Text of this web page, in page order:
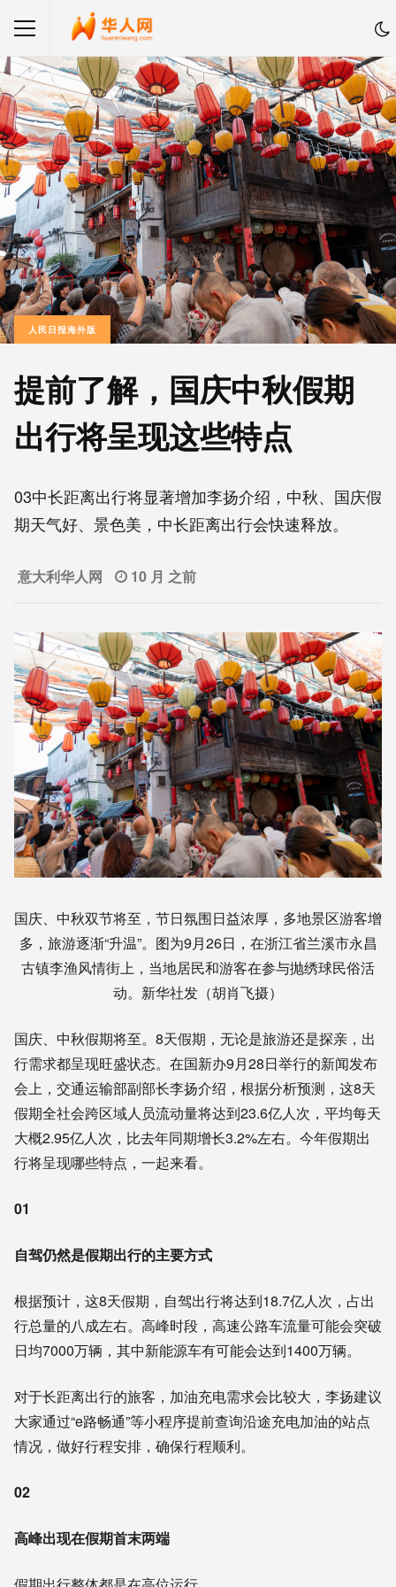
人民日报海外版
提前了解，国庆中秋假期
出行将呈现这些特点
03中长距离出行将显著增加李扬介绍，中秋、国庆假
期天气好、景色美，中长距离出行会快速释放。
意大利华人网 10 月 之前
国庆、中秋双节将至，节日氛围日益浓厚，多地景区游客增
多，旅游逐渐“升温”。图为9月26日，在浙江省兰溪市永昌
古镇李渔风情街上，当地居民和游客在参与抛绣球民俗活
动。新华社发（胡肖飞摄）
国庆、中秋假期将至。8天假期，无论是旅游还是探亲，出
行需求都呈现旺盛状态。在国新办9月28日举行的新闻发布
会上，交通运输部副部长李扬介绍，根据分析预测，这8天
假期全社会跨区域人员流动量将达到23.6亿人次，平均每天
大概2.95亿人次，比去年同期增长3.2%左右。今年假期出
行将呈现哪些特点，一起来看。
01
自驾仍然是假期出行的主要方式
根据预计，这8天假期，自驾出行将达到18.7亿人次，占出
行总量的八成左右。高峰时段，高速公路车流量可能会突破
日均7000万辆，其中新能源车有可能会达到1400万辆。
对于长距离出行的旅客，加油充电需求会比较大，李扬建议
大家通过“e路畅通”等小程序提前查询沿途充电加油的站点
情况，做好行程安排，确保行程顺利。
02
高峰出现在假期首末两端